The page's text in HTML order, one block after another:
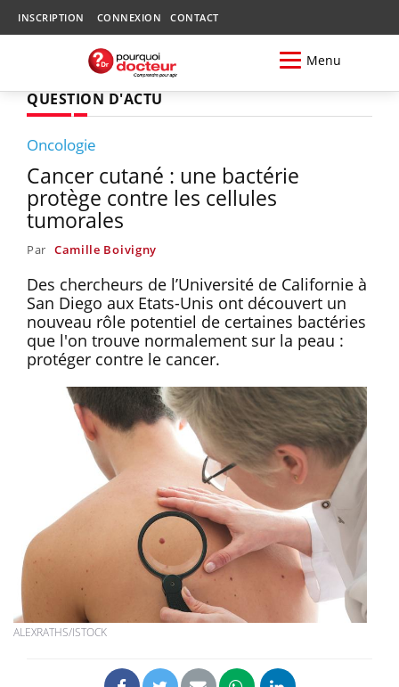
INSCRIPTION CONNEXION CONTACT
Menu
QUESTION D'ACTU
Oncologie
Cancer cutané : une bactérie
protège contre les cellules
tumorales
Par Camille Boivigny
Des chercheurs de l’Université de Californie à
San Diego aux Etats-Unis ont découvert un
nouveau rôle potentiel de certaines bactéries
que l'on trouve normalement sur la peau :
protéger contre le cancer.
ALEXRATHS/ISTOCK